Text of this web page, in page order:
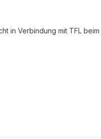
in Verbindung mit TFL